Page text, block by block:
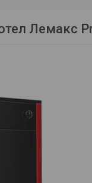
Лемакс